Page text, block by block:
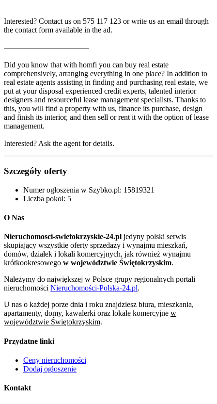
Interested? Contact us on 575 117 123 or write us an email through
the contact form available in the ad.
———————————
Did you know that with homfi you can buy real estate
comprehensively, arranging everything in one place? In addition to
real estate agents assisting in finding and purchasing real estate, we
put at your disposal experienced credit experts, talented interior
designers and resourceful lease management specialists. Thanks to
this, you will find a property with us, finance its purchase, design
and finish its interior, and then sell or rent it with the option of lease
management.
Interested? Ask the agent for details.
Szczegóły oferty
Numer ogłoszenia w Szybko.pl: 15819321
Liczba pokoi: 5
O Nas
Nieruchomosci-swietokrzyskie-24.pl jedyny polski serwis
skupiający wszystkie oferty sprzedaży i wynajmu mieszkań,
domów, działek i lokali komercyjnych, jak również wynajmu
krótkookresowego w województwie Świętokrzyskim.
Należymy do największej w Polsce grupy regionalnych portali
nieruchomości Nieruchomości-Polska-24.pl.
U nas o każdej porze dnia i roku znajdziesz biura, mieszkania,
apartamenty, domy, kawalerki oraz lokale komercyjne w
województwie Świętokrzyskim.
Przydatne linki
Ceny nieruchomości
Dodaj ogłoszenie
Kontakt